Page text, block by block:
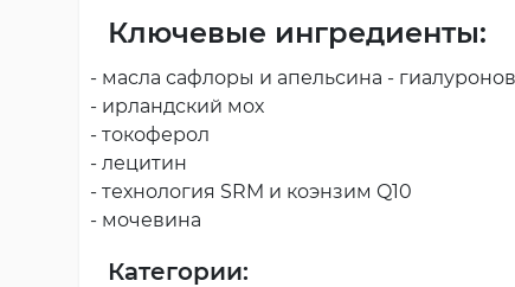
Ключевые ингредиенты:
- масла сафлоры и апельсина -
- ирландский мох
- токоферол
- лецитин
- технология SRM и коэнзим Q10
- мочевина
Категории: